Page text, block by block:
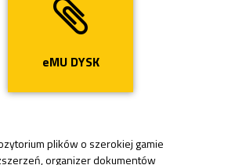
eMU DYSK
plików o szerokiej gamie
organizer dokumentów
Przycisk